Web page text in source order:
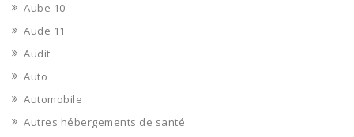
Aube 10
Aude 11
Audit
Auto
Automobile
Autres hébergements de santé